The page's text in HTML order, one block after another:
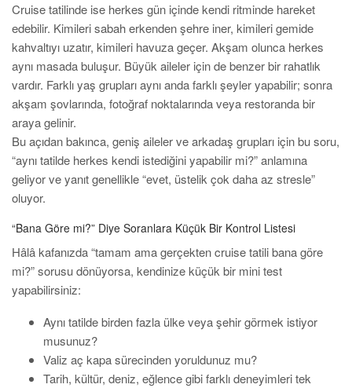
Cruise tatilinde ise herkes gün içinde kendi ritminde hareket
edebilir. Kimileri sabah erkenden şehre iner, kimileri gemide
kahvaltıyı uzatır, kimileri havuza geçer. Akşam olunca herkes
aynı masada buluşur. Büyük aileler için de benzer bir rahatlık
vardır. Farklı yaş grupları aynı anda farklı şeyler yapabilir; sonra
akşam şovlarında, fotoğraf noktalarında veya restoranda bir
araya gelinir.
Bu açıdan bakınca, geniş aileler ve arkadaş grupları için bu soru,
“aynı tatilde herkes kendi istediğini yapabilir mi?” anlamına
geliyor ve yanıt genellikle “evet, üstelik çok daha az stresle”
oluyor.
“Bana Göre mi?” Diye Soranlara Küçük Bir Kontrol Listesi
Hâlâ kafanızda “tamam ama gerçekten cruise tatili bana göre
mi?” sorusu dönüyorsa, kendinize küçük bir mini test
yapabilirsiniz:
Aynı tatilde birden fazla ülke veya şehir görmek istiyor
musunuz?
Valiz aç kapa sürecinden yoruldunuz mu?
Tarih, kültür, deniz, eğlence gibi farklı deneyimleri tek